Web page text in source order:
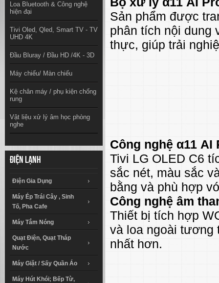
Loa Bluetooth & Công nghệ
hiện đại
Tivi Oled, Qled, Smart TV - TV
UHD 4K
Đầu Bluray / Đầu HD /4K - 3D
Máy chiếu/ Màn chiếu
Kệ chân máy / phụ kiện chống
rung
Vật liệu xử lý âm học phòng
nghe
Điện lạnh
Điện Gia Dụng
Máy Ép Trái Cây , Sinh
Tố, Pha Cafe
Máy Tắm Nóng
Quạt Điện, Quạt Tháp
Nước
Máy Giặt / Sấy Quần Áo
Máy Hút Khói; Bếp Từ,
Sản phẩm được
phân tích nội dung
thực, giúp trải
Công nghệ α11
Tivi LG OLED C6
sắc nét, màu sắc
bằng và phù hợp
Công nghệ âm
Thiết bị tích hợp
và loa ngoài tương
nhất hơn.